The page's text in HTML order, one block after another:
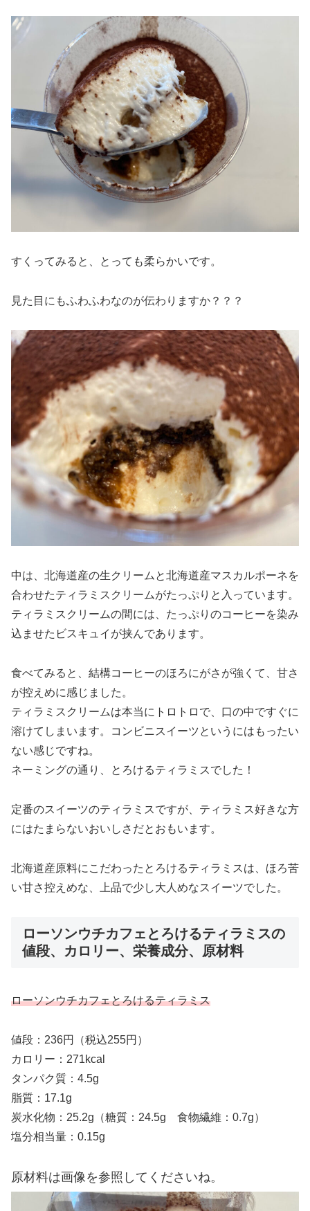
すくってみると、とっても柔らかいです。
見た目にもふわふわなのが伝わりますか？？？
中は、北海道産の生クリームと北海道産マスカルポーネを
合わせたティラミスクリームがたっぷりと入っています。
ティラミスクリームの間には、たっぷりのコーヒーを染み
込ませたビスキュイが挟んであります。
食べてみると、結構コーヒーのほろにがさが強くて、甘さ
が控えめに感じました。
ティラミスクリームは本当にトロトロで、口の中ですぐに
溶けてしまいます。コンビニスイーツというにはもったい
ない感じですね。
ネーミングの通り、とろけるティラミスでした！
定番のスイーツのティラミスですが、ティラミス好きな方
にはたまらないおいしさだとおもいます。
北海道産原料にこだわったとろけるティラミスは、ほろ苦
い甘さ控えめな、上品で少し大人めなスイーツでした。
ローソンウチカフェとろけるティラミスの
値段、カロリー、栄養成分、原材料
ローソンウチカフェとろけるティラミス
値段：236円（税込255円）
カロリー：271kcal
タンパク質：4.5g
脂質：17.1g
炭水化物：25.2g（糖質：24.5g 食物繊維：0.7g）
塩分相当量：0.15g
原材料は画像を参照してくださいね。